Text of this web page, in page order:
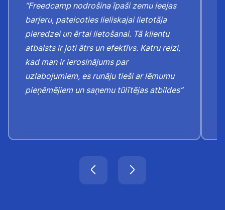
“Freedcamp nodrošina īpaši zemu ieejas
barjeru, pateicoties lieliskajai lietotāja
pieredzei un ērtai lietošanai. Tā klientu
atbalsts ir ļoti ātrs un efektīvs. Katru reizi,
kad man ir ierosinājums par
uzlabojumiem, es runāju tieši ar lēmumu
pieņēmējiem un saņemu tūlītējas atbildes”